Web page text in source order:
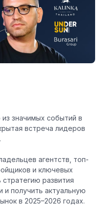
значимых событий в
встреча лидеров
агентств топ-
и ключевых
развития
и получить актуальную
в 2025–2026 годах.